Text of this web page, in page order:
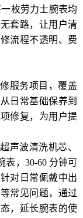
枚劳力士腕表均
套路，让用户清
流程不透明、费
服务项目，覆盖
日常基础保养到
修复，为用户提
声波清洗机芯、
表，30-60 分钟可
对日常佩戴中出
常见问题，通过
，延长腕表的使